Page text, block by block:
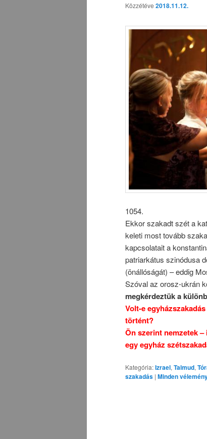
Közzétéve 2018.11.12.
1054.
Ekkor szakadt szét a
keleti most tovább
kapcsolatait a
patriarkátus szinódusa
(önállóságát) – eddig
Szóval az orosz-ukrán
megkérdeztük a
Volt-e
történt?
Ön szerint nemzetek
egy egyház
Kategória:Izrael, Talmud,
szakadás | Minden